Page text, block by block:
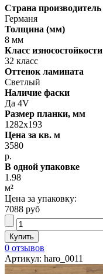
Страна производитель
Германя
Толщина (мм)
8 мм
Класс износостойкости
32 класс
Оттенок ламината
Светлый
Наличие фаски
Да 4V
Размер планки, мм
1282х193
Цена за кв. м
3580
р.
В одной упаковке
1.98
м²
Цена за упаковку:
7088 руб
0 отзывов
Артикул: haro_0011